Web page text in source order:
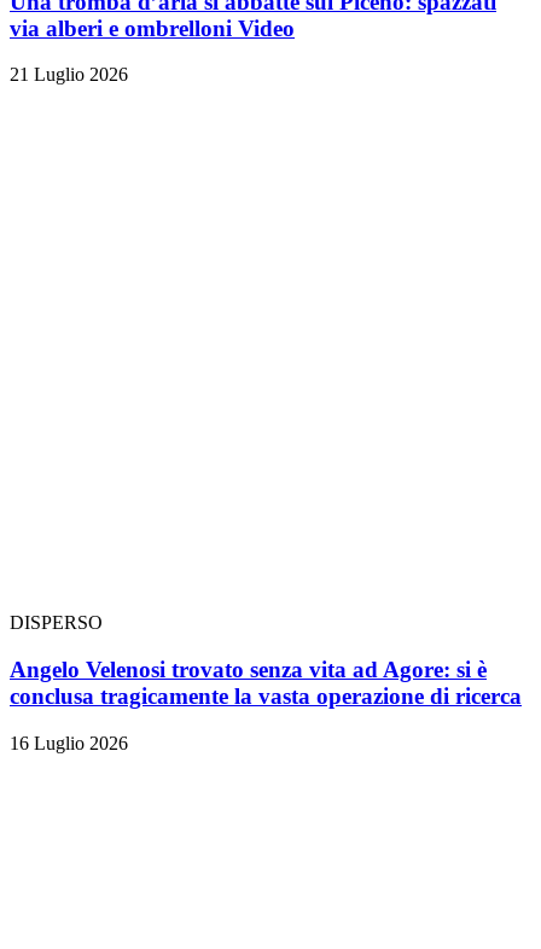
via alberi e ombrelloni Video
21 Luglio 2026
DISPERSO
Angelo Velenosi trovato senza vita ad Agore: si è
conclusa tragicamente la vasta operazione di ricerca
16 Luglio 2026